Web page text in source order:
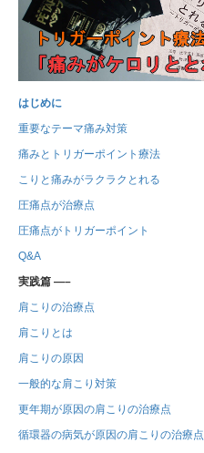
はじめに
重要なテーマ痛み対策
痛みとトリガーポイント療法
こりと痛みがラクラクとれる
圧痛点が治療点
圧痛点がトリガーポイント
Q&A
実践篇 —–
肩こりの治療点
肩こりとは
肩こりの原因
一般的な肩こり対策
更年期が原因の肩こりの治療点
循環器の病気が原因の肩こりの治療点